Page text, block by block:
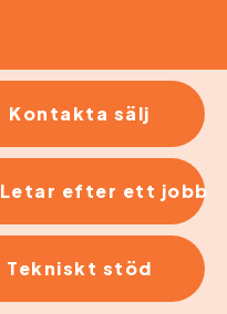
Kontakta sälj
Letar efter ett jobb
Tekniskt stöd